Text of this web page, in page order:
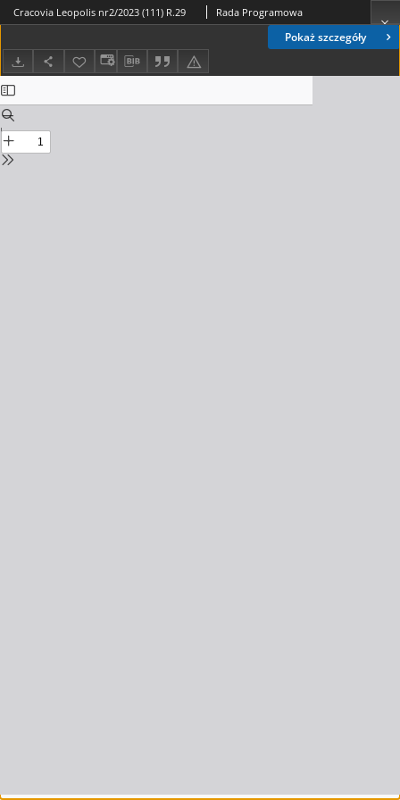
Pokaż szczegóły
Cracovia Leopolis nr2/2023 (111) R.29 Rada Programowa